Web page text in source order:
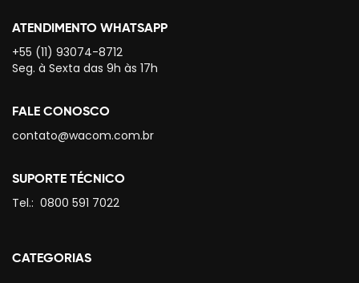
ATENDIMENTO WHATSAPP
+55 (11) 93074-8712
Seg. à Sexta das 9h às 17h
FALE CONOSCO
contato@wacom.com.br
SUPORTE TÉCNICO
Tel.: 0800 591 7022
CATEGORIAS